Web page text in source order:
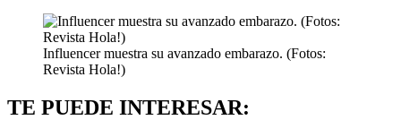
Influencer muestra su avanzado embarazo. (Fotos:
Revista Hola!)
TE PUEDE INTERESAR: